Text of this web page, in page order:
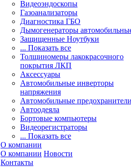
Видеоэндоскопы
Газоанализаторы
Диагностика ГБО
Дымогенераторы
Защищенные Ноутбуки
... Показать все
Толщиномеры лакокрасочного
покрытия ЛКП
Аксессуары
Автомобильные инверторы
напряжения
Автомобильные
Автоодеяла
Бортовые компьютеры
Видеорегистраторы
... Показать все
О компании
О компании Новости
Контакты